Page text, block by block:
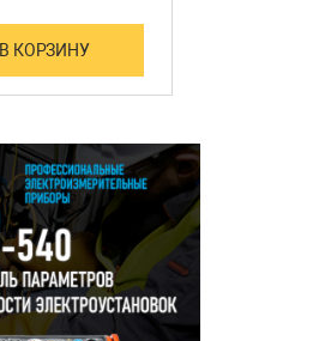
В КОРЗИНУ